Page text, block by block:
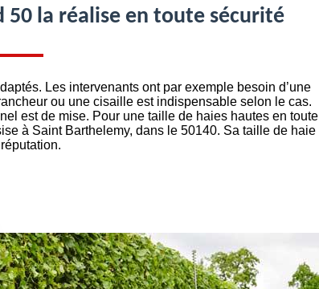
50 la réalise en toute sécurité
Les intervenants ont par exemple besoin d’une
ou une cisaille est indispensable selon le cas.
est de mise. Pour une taille de haies hautes en toute
à Saint Barthelemy, dans le 50140. Sa taille de haie